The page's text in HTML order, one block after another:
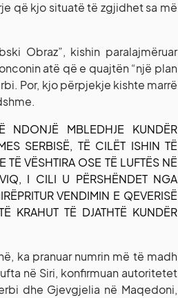
që kjo situatë të zgjidhet sa më
Obraz”, kishin paralajmëruar
atë që e quajtën “një plan
Por, kjo përpjekje kishte marrë
NDONJË MBLEDHJE KUNDËR
SERBISË, TË CILËT ISHIN TË
TË VËSHTIRA OSE TË LUFTËS NË
I CILI U PËRSHËNDET NGA
VENDIMIN E QEVERISË
KRAHUT TË DJATHTË KUNDËR
ka pranuar numrin më të madh
në Siri, konfirmuan autoritetet
dhe Gjevgjelia në Maqedoni,